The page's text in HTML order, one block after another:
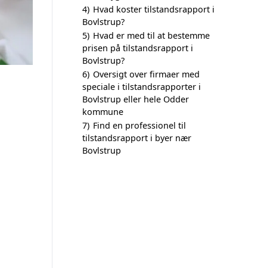
4) Hvad koster tilstandsrapport i
Bovlstrup?
5) Hvad er med til at bestemme
prisen på tilstandsrapport i
Bovlstrup?
6) Oversigt over firmaer med
speciale i tilstandsrapporter i
Bovlstrup eller hele Odder
kommune
7) Find en professionel til
tilstandsrapport i byer nær
Bovlstrup